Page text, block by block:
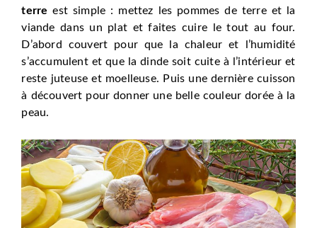
terre est simple : mettez les pommes de terre et la
viande dans un plat et faites cuire le tout au four.
D’abord couvert pour que la chaleur et l’humidité
s’accumulent et que la dinde soit cuite à l’intérieur et
reste juteuse et moelleuse. Puis une dernière cuisson
à découvert pour donner une belle couleur dorée à la
peau.